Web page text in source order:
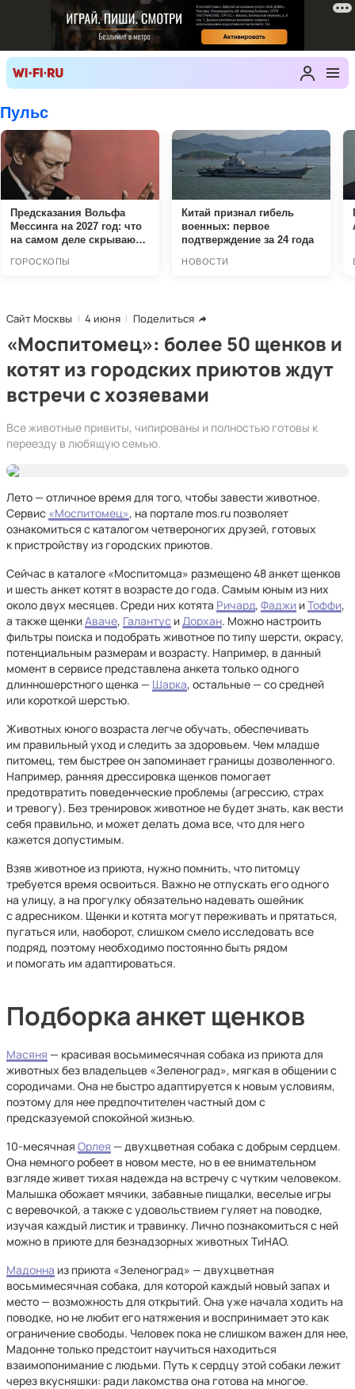
Сайт Москвы 4 июня Поделиться
«Моспитомец»: более 50 щенков и
котят из городских приютов ждут
встречи с хозяевами
Все животные привиты, чипированы и полностью готовы к
переезду в любящую семью.
Лето — отличное время для того, чтобы завести животное.
Сервис «Моспитомец», на портале mos.ru позволяет
ознакомиться с каталогом четвероногих друзей, готовых
к пристройству из городских приютов.
Сейчас в каталоге «Моспитомца» размещено 48 анкет щенков
и шесть анкет котят в возрасте до года. Самым юным из них
около двух месяцев. Среди них котята Ричард, Фаджи иТоффи,
а также щенкиАваче, Галантус иДорхан. Можно настроить
фильтры поиска и подобрать животное по типу шерсти, окрасу,
потенциальным размерам и возрасту. Например, в данный
момент в сервисе представлена анкета только одного
длинношерстного щенка — Шарка, остальные — со средней
или короткой шерстью.
Животных юного возраста легче обучать, обеспечивать
им правильный уход и следить за здоровьем. Чем младше
питомец, тем быстрее он запоминает границы дозволенного.
Например, ранняя дрессировка щенков помогает
предотвратить поведенческие проблемы (агрессию, страх
и тревогу). Без тренировок животное не будет знать, как вести
себя правильно, и может делать дома все, что для него
кажется допустимым.
Взяв животное из приюта, нужно помнить, что питомцу
требуется время освоиться. Важно не отпускать его одного
на улицу, а на прогулку обязательно надевать ошейник
с адресником. Щенки и котята могут переживать и прятаться,
пугаться или, наоборот, слишком смело исследовать все
подряд, поэтому необходимо постоянно быть рядом
и помогать им адаптироваться.
Подборка анкет щенков
Масяня — красивая восьмимесячная собака из приюта для
животных без владельцев «Зеленоград», мягкая в общении с
сородичами. Она не быстро адаптируется к новым условиям,
поэтому для нее предпочтителен частный дом с
предсказуемой спокойной жизнью.
10-месячная Орлея — двухцветная собака с добрым сердцем.
Она немного робеет в новом месте, но в ее внимательном
взгляде живет тихая надежда на встречу с чутким человеком.
Малышка обожает мячики, забавные пищалки, веселые игры
с веревочкой, а также с удовольствием гуляет на поводке,
изучая каждый листик и травинку. Лично познакомиться с ней
можно в приюте для безнадзорных животных ТиНАО.
Мадонна из приюта «Зеленоград» — двухцветная
восьмимесячная собака, для которой каждый новый запах и
место — возможность для открытий. Она уже начала ходить на
поводке, но не любит его натяжения и воспринимает это как
ограничение свободы. Человек пока не слишком важен для нее,
Мадонне только предстоит научиться находиться
взаимопонимание с людьми. Путь к сердцу этой собаки лежит
через вкусняшки: ради лакомства она готова на многое.